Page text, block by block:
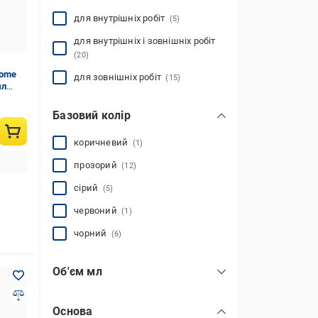
для внутрішніх робіт (5)
для внутрішніх і зовнішніх робіт
(20)
для зовнішніх робіт(15)
Базовий колір
коричневий (1)
прозорий(12)
сірий (5)
червоний(1)
чорний (6)
Об'єм мл
Основа